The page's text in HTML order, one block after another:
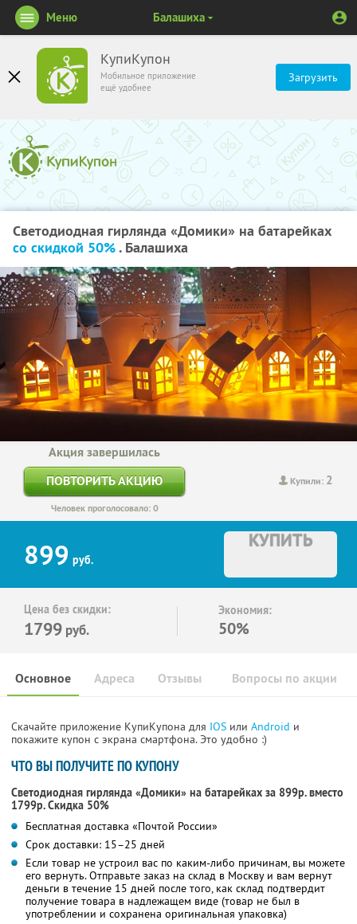
КупиКупон
Мобильное приложение
ещё удобнее
Загрузить
Меню Балашиха
Светодиодная гирлянда «Домики» на батарейках
со скидкой 50%. Балашиха
Купили: 2
Акция завершилась
ПОВТОРИТЬ АКЦИЮ
Человек проголосовало: 0
899 руб.
КУПИТЬ
Цена без скидки:
1799 руб.
Экономия:
50%
Основное Отзывы Вопросы по акции
Адреса
Скачайте приложение КупиКупона для IOS или Android и
покажите купон с экрана смартфона. Это удобно :)
ЧТО ВЫ ПОЛУЧИТЕ ПО КУПОНУ
Светодиодная гирлянда «Домики» на батарейках за 899р. вместо
1799р. Скидка 50%
Бесплатная доставка «Почтой России»
Срок доставки: 15–25 дней
Если товар не устроил вас по каким-либо причинам, вы можете
его вернуть. Отправьте заказ на склад в Москву и вам вернут
деньги в течение 15 дней после того, как склад подтвердит
получение товара в надлежащем виде (товар не был в
употреблении и сохранена оригинальная упаковка)